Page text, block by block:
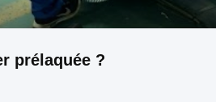
prélaquée ?